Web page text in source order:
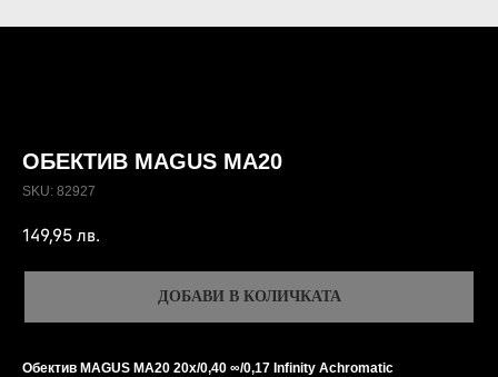
ОБЕКТИВ MAGUS MA20
SKU: 82927
149,95 лв.
ДОБАВИ В КОЛИЧКАТА
Обектив MAGUS MA20 20х/0,40 ∞/0,17 Infinity Achromatic